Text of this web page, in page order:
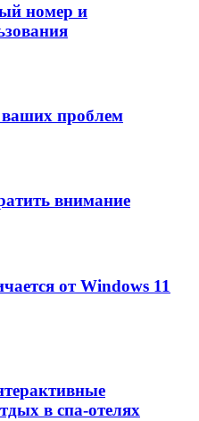
номер и
проблем
внимание
от Windows 11
в спа-отелях